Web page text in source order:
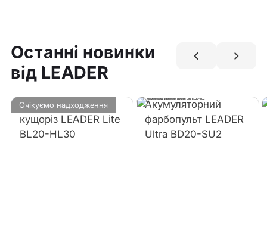
Останні новинки
від LEADER
Очікуємо надходження
Акумуляторний
кущоріз LEADER Lite
BL20-HL30
Акумуляторний
фарбопульт LEADER
Ultra BD20-SU2